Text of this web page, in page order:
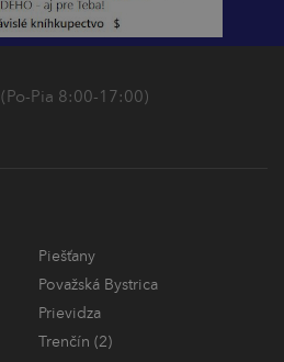
(Po-Pia 8:00-17:00)
Piešťany
Považská Bystrica
Prievidza
Trenčín (2)